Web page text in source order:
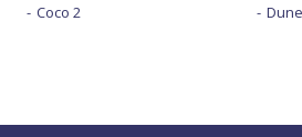
Coco 2